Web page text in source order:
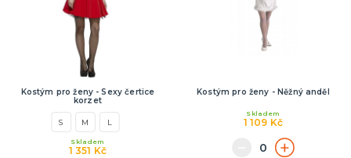
Kostým pro ženy - Sexy čertice
korzet
S M L
1 351 Kč
Skladem
Kostým pro ženy - Něžný anděl
1 109 Kč
Skladem